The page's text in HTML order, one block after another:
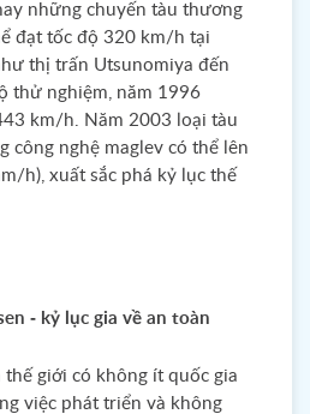
những chuyến tàu thương
đạt tốc độ 320 km/h tại
thị trấn Utsunomiya đến
thử nghiệm, năm 1996
km/h. Năm 2003 loại tàu
công nghệ maglev có thể lên
h), xuất sắc phá kỷ lục thế
- kỷ lục gia về an toàn
giới có không ít quốc gia
việc phát triển và không